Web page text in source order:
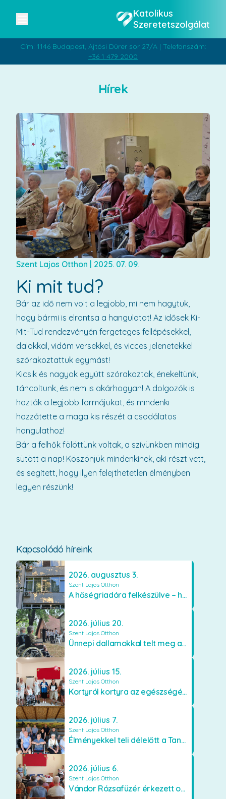
Katolikus
Szeretetszolgálat
Cím: 1146 Budapest, Ajtósi Dürer sor 27/A | Telefonszám:
+36 1 479 2000
Hírek
Kapcsolódó híreink
2026. augusztus 3.
Szent Lajos Otthon
A hőségriadóra felkészülve – hűsítő fejlesztések a Szent Lajos Otthonban
2026. július 20.
Szent Lajos Otthon
Ünnepi dallamokkal telt meg a Szent Lajos Otthon
2026. július 15.
Szent Lajos Otthon
Kortyról kortyra az egészségért!
2026. július 7.
Szent Lajos Otthon
Élményekkel teli délelőtt a Tanyacsárdában
2026. július 6.
Szent Lajos Otthon
Vándor Rózsafüzér érkezett otthonunkba
Szent Lajos Otthon | 2025. 07. 09.
Ki mit tud?
Bár az idő nem volt a legjobb, mi nem hagytuk,
hogy bármi is elrontsa a hangulatot! Az idősek Ki-
Mit-Tud rendezvényén fergeteges fellépésekkel,
dalokkal, vidám versekkel, és vicces jelenetekkel
szórakoztattuk egymást!
Kicsik és nagyok együtt szórakoztak, énekeltünk,
táncoltunk, és nem is akárhogyan! A dolgozók is
hozták a legjobb formájukat, és mindenki
hozzátette a maga kis részét a csodálatos
hangulathoz!
Bár a felhők fölöttünk voltak, a szívünkben mindig
sütött a nap! Köszönjük mindenkinek, aki részt vett,
és segített, hogy ilyen felejthetetlen élményben
legyen részünk!